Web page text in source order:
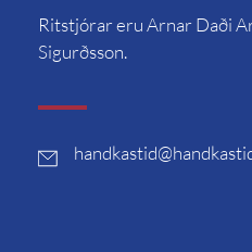
Ritstjórar eru Arnar Daði
Sigurðsson.
handkastid